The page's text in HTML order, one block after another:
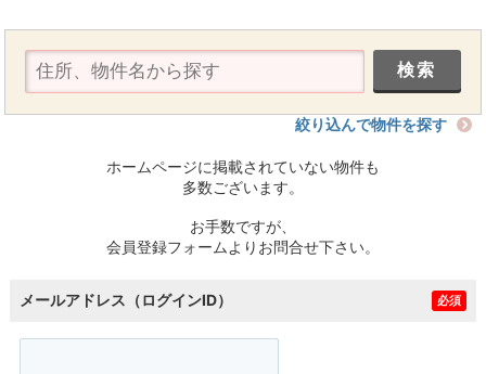
絞り込んで物件を探す
ホームページに掲載されていない物件も
多数ございます。
お手数ですが、
会員登録フォームよりお問合せ下さい。
メールアドレス（ログインID） 必須